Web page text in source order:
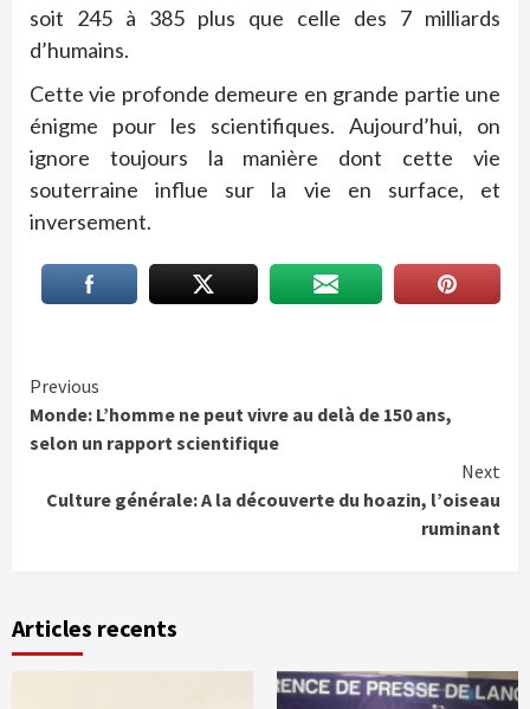
soit 245 à 385 plus que celle des 7 milliards
d’humains.
Cette vie profonde demeure en grande partie une
énigme pour les scientifiques. Aujourd’hui, on
ignore toujours la manière dont cette vie
souterraine influe sur la vie en surface, et
inversement.
Continue
Reading
Previous
Monde: L’homme ne peut vivre au delà de 150 ans,
selon un rapport scientifique
Next
Culture générale: A la découverte du hoazin, l’oiseau
ruminant
Articles recents